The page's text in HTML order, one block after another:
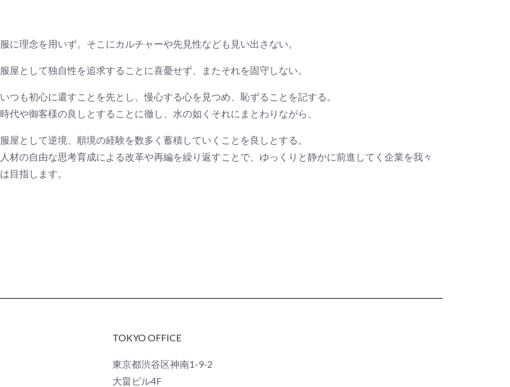
服に理念を用いず。そこにカルチャーや先見性なども見い出さない。
服屋として独自性を追求することに喜憂せず、またそれを固守しない。
いつも初心に還すことを先とし、慢心する心を見つめ、恥ずることを記する。
時代や御客様の良しとすることに徹し、水の如くそれにまとわりながら、
服屋として逆境、順境の経験を数多く蓄積していくことを良しとする。
人材の自由な思考育成による改革や再編を繰り返すことで、ゆっくりと静かに前進してく企業を我々
は目指します。
TOKYO OFFICE
東京都渋谷区神南1-9-2
大畠ビル4F